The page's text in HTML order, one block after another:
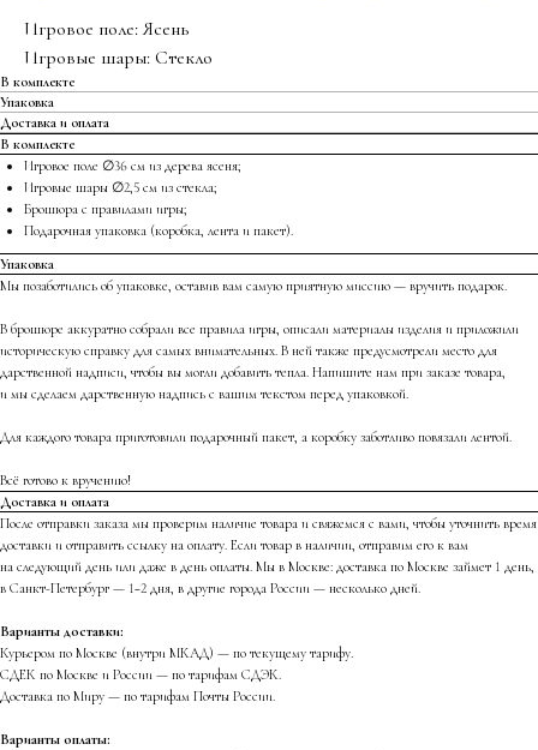
Игровое поле: Ясень
Игровые шары: Стекло
В комплекте
Упаковка
Доставка и оплата
В комплекте
Игровое поле ∅36 см из дерева ясеня;
Игровые шары ∅2,5 см из стекла;
Брошюра с правилами игры;
Подарочная упаковка (коробка, лента и пакет).
Упаковка
Мы позаботились об упаковке, оставив вам самую приятную миссию — вручить подарок.
В брошюре аккуратно собрали все правила игры, описали материалы изделия и приложили
историческую справку для самых внимательных. В ней также предусмотрели место для
дарственной надписи, чтобы вы могли добавить тепла. Напишите нам при заказе товара,
и мы сделаем дарственную надпись с вашим текстом перед упаковкой.
Для каждого товара приготовили подарочный пакет, а коробку заботливо повязали лентой.
Всё готово к вручению!
Доставка и оплата
После отправки заказа мы проверим наличие товара и свяжемся с вами, чтобы уточнить время
доставки и отправить ссылку на оплату. Если товар в наличии, отправим его к вам
на следующий день или даже в день оплаты. Мы в Москве: доставка по Москве займет 1 день,
в Санкт-Петербург — 1−2 дня, в другие города России — несколько дней.
Варианты доставки:
Курьером по Москве (внутри МКАД) — по текущему тарифу.
СДЕК по Москве и России — по тарифам СДЭК.
Доставка по Миру — по тарифам Почты России.
Варианты оплаты: